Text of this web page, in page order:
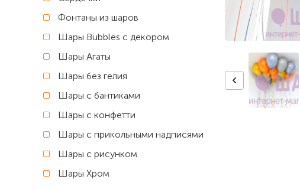
Фонтаны из шаров
Шары Bubbles с декором
Шары Агаты
Шары без гелия
Шары с бантиками
Шары с конфетти
Шары с прикольными надписями
Шары с рисунком
Шары Хром